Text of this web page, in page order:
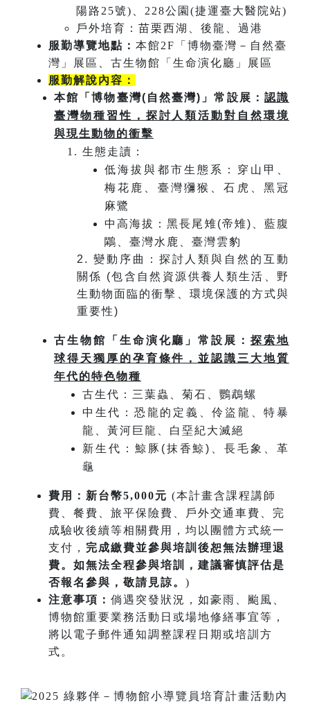
陽路25號)、228公園(捷運臺大醫院站)
戶外培育：苗栗西湖、後龍、過港
服勤導覽地點： 本館2F「博物臺灣－自然臺
灣」展區、古生物館「生命演化廳」展區
服勤解說內容：
本館「博物臺灣(自然臺灣)」常設展： 認識
臺灣物種習性，探討人類活動對自然環境
與現生動物的衝擊
生態走讀：
低海拔與都市生態系：穿山甲、
梅花鹿、臺灣獼猴、石虎、黑冠
麻鷺
中高海拔：黑長尾雉(帝雉)、藍腹
鷴、臺灣水鹿、臺灣雲豹
2. 變動序曲：探討人類與自然的互動
關係 (包含自然資源供養人類生活、野
生動物面臨的衝擊、環境保護的方式與
重要性)
古生物館「生命演化廳」常設展：探索地
球得天獨厚的孕育條件，並認識三大地質
年代的特色物種
古生代：三葉蟲、菊石、鸚鵡螺
中生代：恐龍的定義、伶盜龍、特暴
龍、黃河巨龍、白堊紀大滅絕
新生代：鯨豚(抹香鯨)、長毛象、革
龜
費用：新台幣5,000元 (本計畫含課程講師
費、餐費、旅平保險費、戶外交通車費、完
成驗收後續等相關費用，均以團體方式統一
支付， 完成繳費並參與培訓後恕無法辦理退
費。如無法全程參與培訓，建議審慎評估是
否報名參與，敬請見諒。 )
注意事項： 倘遇突發狀況，如豪雨、颱風、
博物館重要業務活動日或場地修繕事宜等，
將以電子郵件通知調整課程日期或培訓方
式。